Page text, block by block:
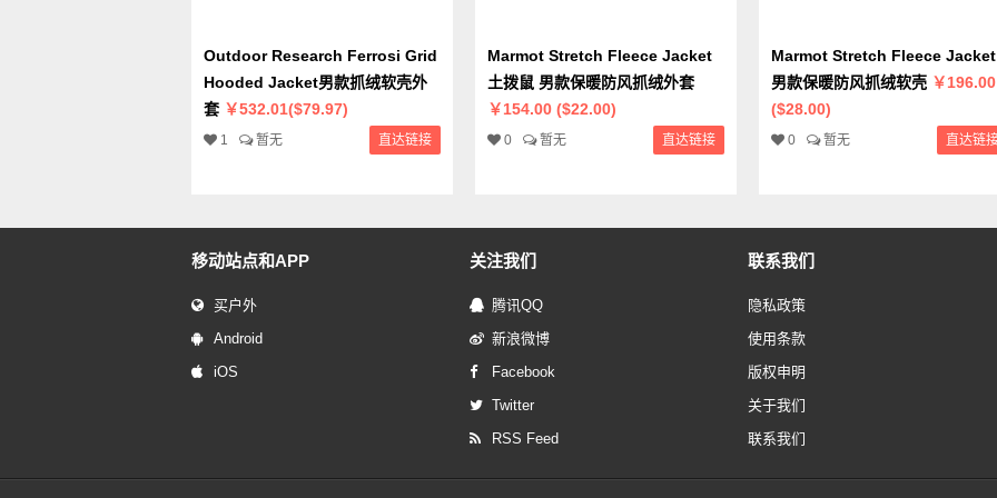
Outdoor Research Ferrosi Grid
Hooded Jacket男款抓绒软壳外
套 ￥532.01($79.97)
1 暂无 直达链接
Marmot Stretch Fleece Jacket
土拨鼠 男款保暖防风抓绒外套
￥154.00 ($22.00)
0 暂无 直达链接
Marmot Stretch Fleece Jacket
男款保暖防风抓绒软壳 ￥196.00
($28.00)
0 暂无 直达链
移动站点和APP
买户外
Android
iOS
关注我们
腾讯QQ
新浪微博
Facebook
Twitter
RSS Feed
联系我们
隐私政策
使用条款
版权申明
关于我们
联系我们